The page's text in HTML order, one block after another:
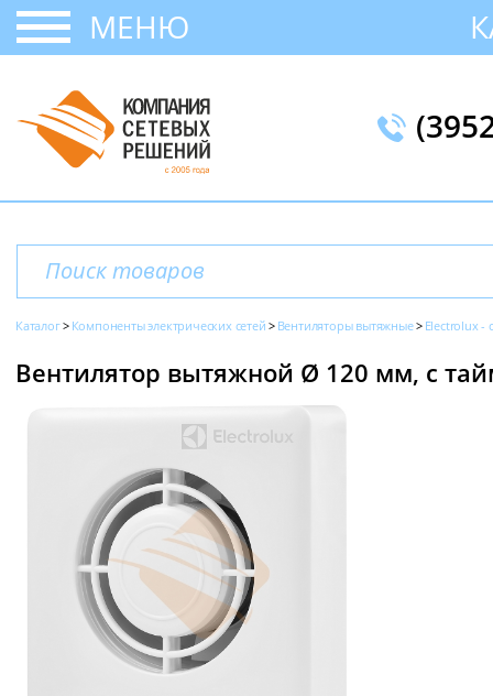
МЕНЮ
Каталог Компоненты электрических сетей Вентиляторы вытяжные Electrolux -
Вентилятор вытяжной Ø 120 мм, с